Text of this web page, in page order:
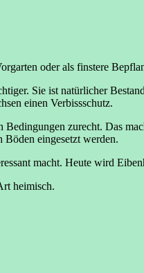
oder als finstere
Sie ist natürlicher
einen Verbissschutz.
zurecht. Das
eingesetzt werden.
macht. Heute wird
heimisch.